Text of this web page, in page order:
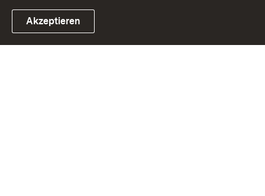
Link zum Landesportal
Akzeptieren